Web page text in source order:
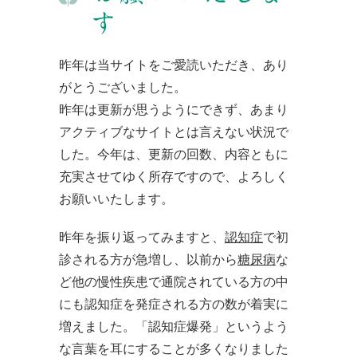
す
昨年は当サイトをご愛読いただき、あり
がとうございました。
昨年は更新が思うようにできず、あまり
アクティブなサイトとは言えない状況で
した。今年は、更新の回数、内容ともに
充実させてゆく所存ですので、よろしく
お願いいたします。
昨年を振り返ってみますと、 認知症で初
診される方が急増し、以前から糖尿病な
ど他の慢性疾患で通院されている方の中
にも認知症を発症される方の数が着実に
増えました。「認知症爆発」というよう
な言葉を耳にすることが多くなりました